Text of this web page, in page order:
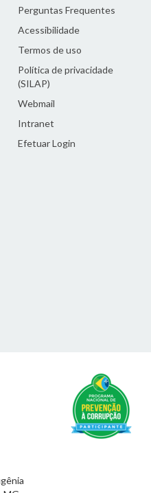
Perguntas Frequentes
Acessibilidade
Termos de uso
Política de privacidade
(SILAP)
Webmail
Intranet
Efetuar Login